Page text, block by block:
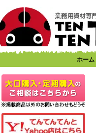
ホーム|